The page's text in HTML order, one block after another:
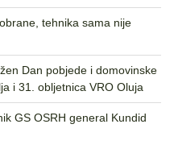
tehnika sama nije
Dan pobjede i domovinske
i 31. obljetnica VRO Oluja
GS OSRH general Kundid